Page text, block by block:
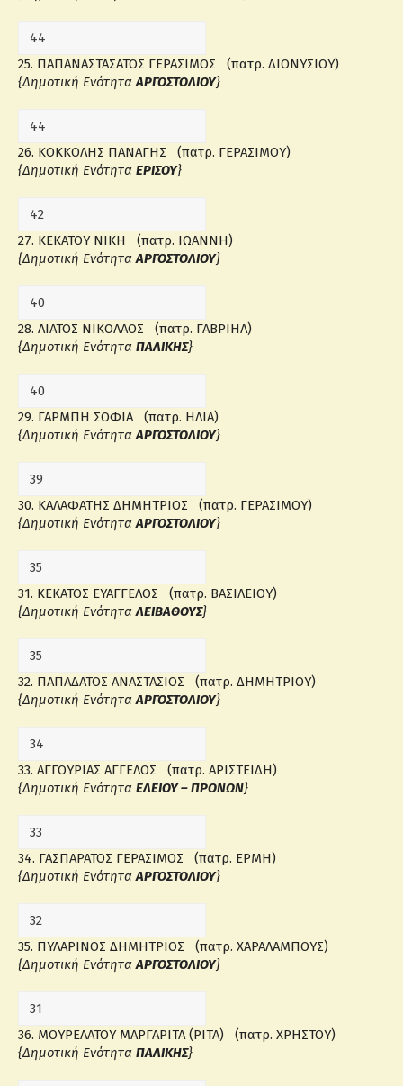
25. ΠΑΠΑΝΑΣΤΑΣΑΤΟΣ ΓΕΡΑΣΙΜΟΣ (πατρ. ΔΙΟΝΥΣΙΟΥ)
{Δημοτική ΕνότηταΑΡΓΟΣΤΟΛΙΟΥ}
26. ΚΟΚΚΟΛΗΣ ΠΑΝΑΓΗΣ (πατρ. ΓΕΡΑΣΙΜΟΥ)
{Δημοτική Ενότητα ΕΡΙΣΟΥ}
27. ΚΕΚΑΤΟΥ ΝΙΚΗ (πατρ. ΙΩΑΝΝΗ)
{Δημοτική ΕνότηταΑΡΓΟΣΤΟΛΙΟΥ}
28. ΛΙΑΤΟΣ ΝΙΚΟΛΑΟΣ (πατρ. ΓΑΒΡΙΗΛ)
{Δημοτική Ενότητα ΠΑΛΙΚΗΣ}
29. ΓΑΡΜΠΗ ΣΟΦΙΑ (πατρ. ΗΛΙΑ)
{Δημοτική ΕνότηταΑΡΓΟΣΤΟΛΙΟΥ}
30. ΚΑΛΑΦΑΤΗΣ ΔΗΜΗΤΡΙΟΣ (πατρ. ΓΕΡΑΣΙΜΟΥ)
{Δημοτική ΕνότηταΑΡΓΟΣΤΟΛΙΟΥ}
31. ΚΕΚΑΤΟΣ ΕΥΑΓΓΕΛΟΣ (πατρ. ΒΑΣΙΛΕΙΟΥ)
{Δημοτική ΕνότηταΛΕΙΒΑΘΟΥΣ}
32. ΠΑΠΑΔΑΤΟΣ ΑΝΑΣΤΑΣΙΟΣ (πατρ. ΔΗΜΗΤΡΙΟΥ)
{Δημοτική ΕνότηταΑΡΓΟΣΤΟΛΙΟΥ}
33. ΑΓΓΟΥΡΙΑΣ ΑΓΓΕΛΟΣ (πατρ. ΑΡΙΣΤΕΙΔΗ)
{Δημοτική Ενότητα ΕΛΕΙΟΥ – ΠΡΟΝΩΝ}
34. ΓΑΣΠΑΡΑΤΟΣ ΓΕΡΑΣΙΜΟΣ (πατρ. ΕΡΜΗ)
{Δημοτική ΕνότηταΑΡΓΟΣΤΟΛΙΟΥ}
35. ΠΥΛΑΡΙΝΟΣ ΔΗΜΗΤΡΙΟΣ (πατρ. ΧΑΡΑΛΑΜΠΟΥΣ)
{Δημοτική ΕνότηταΑΡΓΟΣΤΟΛΙΟΥ}
36. ΜΟΥΡΕΛΑΤΟΥ ΜΑΡΓΑΡΙΤΑ (ΡΙΤΑ) (πατρ. ΧΡΗΣΤΟΥ)
{Δημοτική Ενότητα ΠΑΛΙΚΗΣ}